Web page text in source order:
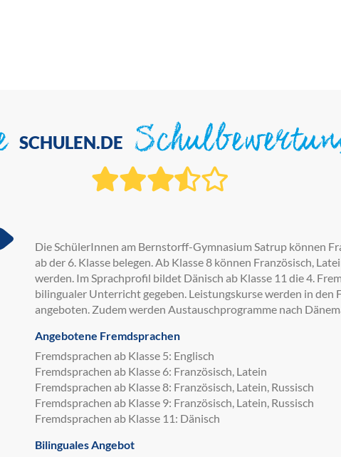
SCHULEN.DE
Die SchülerInnen am Bernstorff-Gymnasium Satrup können
ab der 6. Klasse belegen. Ab Klasse 8 können Französisch,
werden. Im Sprachprofil bildet Dänisch ab Klasse 11 die 4.
bilingualer Unterricht gegeben. Leistungskurse werden in den
angeboten. Zudem werden Austauschprogramme nach
Angebotene Fremdsprachen
Fremdsprachen ab Klasse 5: Englisch
Fremdsprachen ab Klasse 6: Französisch, Latein
Fremdsprachen ab Klasse 8: Französisch, Latein, Russisch
Fremdsprachen ab Klasse 9: Französisch, Latein, Russisch
Fremdsprachen ab Klasse 11: Dänisch
Bilinguales Angebot